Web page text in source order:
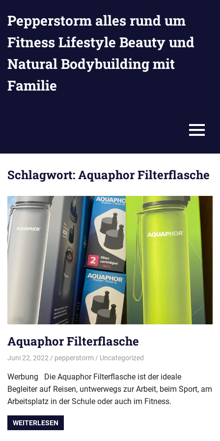
Inhalt
springen
Pepperstorm alles rund um
Fitness Lifestyle Beauty und
Natural Bodybuilding mit
Familie
MENU
Schlagwort:Aquaphor Filterflasche
Aquaphor Filterflasche
Juni 22, 2022 pepperstorm Uncategorized
Werbung Die Aquaphor Filterflasche ist der ideale
Begleiter auf Reisen, untwerwegs zur Arbeit, beim Sport, am
Arbeitsplatz in der Schule oder auch im Fitness.
WEITERLESEN